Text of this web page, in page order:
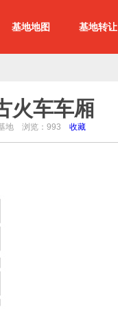
基地地图 基地转让
火车车厢
地 浏览： 993 收藏